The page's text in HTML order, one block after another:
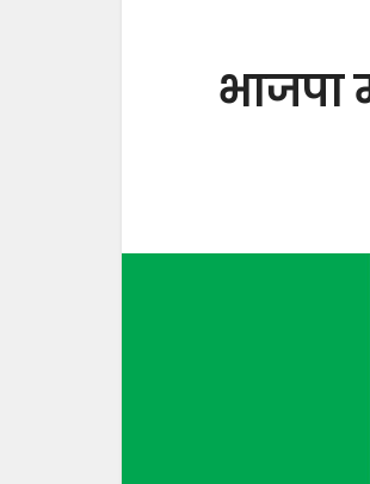
भाजपा